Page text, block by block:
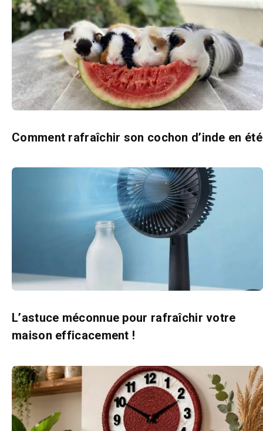
Comment rafraîchir son cochon d’inde en été
L’astuce méconnue pour rafraîchir votre
maison efficacement !